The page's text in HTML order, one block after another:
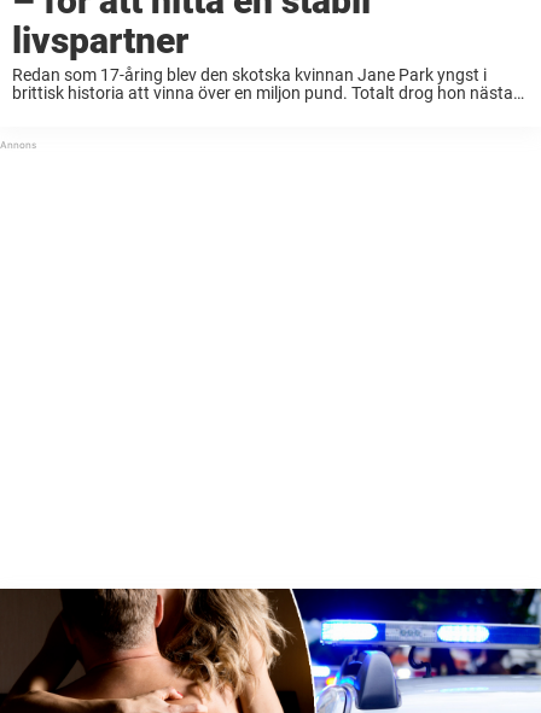
livspartner
Redan som 17-åring blev den skotska kvinnan Jane Park yngst i
brittisk historia att vinna över en miljon pund. Totalt drog hon nästan